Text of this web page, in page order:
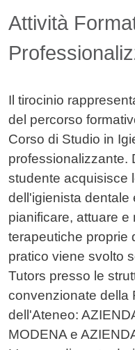
Attività
Il tirocinio
del percorso
Corso di Studio in
professionalizzante.
studente acquisisce
dell'igienista dentale
pianificare, attuare e
terapeutiche proprie
pratico viene svolto
Tutors presso le
convenzionate della
dell'Ateneo:
MODENA e